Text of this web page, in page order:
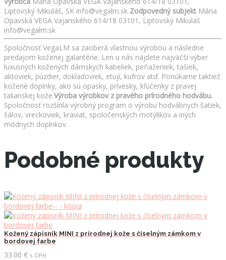
Liptovský Mikuláš, SK info@vegalm.sk Zodpovedný subjekt Mária
Opavská VEGA Vajanského 614/18 03101, Liptovský Mikuláš
info@vegalm.sk
Spoločnosť VegaLM sa zaoberá vlastnou výrobou a následne
predajom koženej galantérie. Len u nás nájdete najväčší výber
luxusných kožených dámskych kabeliek, peňaženiek, tašiek,
aktoviek, púzdier, dokladoviek, etují, kufrov atď. Ponúkame taktiež
kožené doplnky, ako sú opasky, prívesky, kľúčenky z pravej
talianskej kože.Výroba výrobkov z pravého prírodného hodvábu.
Spoločnosť rozšírila výrobný program o výrobu hodvábnych šatiek,
šálov, vreckoviek, kraviat, spoločenských motýlikov a iných
módnych doplnkov.
Podobné produkty
Kožený zápisník MINI z prírodnej kože s číselným zámkom v
bordovej farbe
33.00 € s DPH